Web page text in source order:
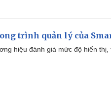
trình quản lý của
hiệu đánh giá mức độ hiển